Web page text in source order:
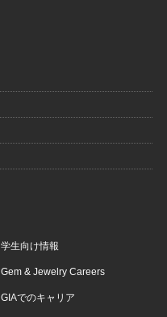
学生向け情報
Gem & Jewelry Careers
GIAでのキャリア